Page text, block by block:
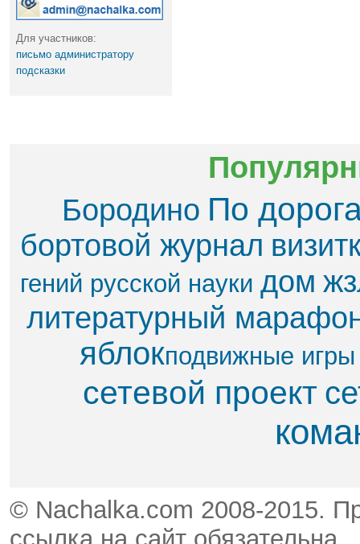
Для участников:
письмо администратору
подсказки
Бородино По
бортовой журнал
гений русской науки дом
литературный
яблок​подвижные игры
сетевой проект
© Nachalka.com 2008-2015.